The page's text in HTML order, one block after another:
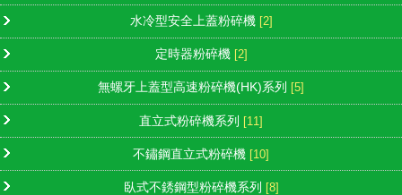
水冷型安全上蓋粉碎機 [2]
定時器粉碎機 [2]
無螺牙上蓋型高速粉碎機(HK)系列 [5]
直立式粉碎機系列 [11]
不鏽鋼直立式粉碎機 [10]
臥式不銹鋼型粉碎機系列 [8]